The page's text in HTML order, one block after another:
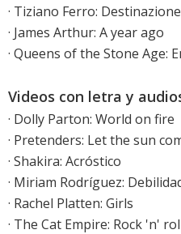
· Tiziano Ferro:
· James Arthur: A year ago
· Queens of the Stone Age:
Videos con letra y
· Dolly Parton: World on fire
· Pretenders: Let the sun
· Shakira: Acróstico
· Miriam Rodríguez:
· Rachel Platten: Girls
· The Cat Empire: Rock 'n'